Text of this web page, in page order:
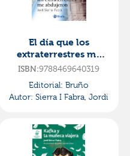
El día que los
extraterrestres me
abdujeron
ISBN:9788469640319
Editorial: Bruño
Autor: Sierra I Fabra, Jordi